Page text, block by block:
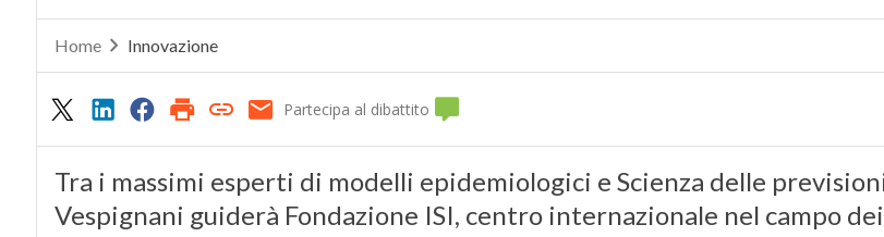
Home Innovazione
Partecipa al dibattito
Tra i massimi esperti di modelli epidemiologici e Scienza delle
Vespignani guiderà Fondazione ISI, centro internazionale nel campo dei